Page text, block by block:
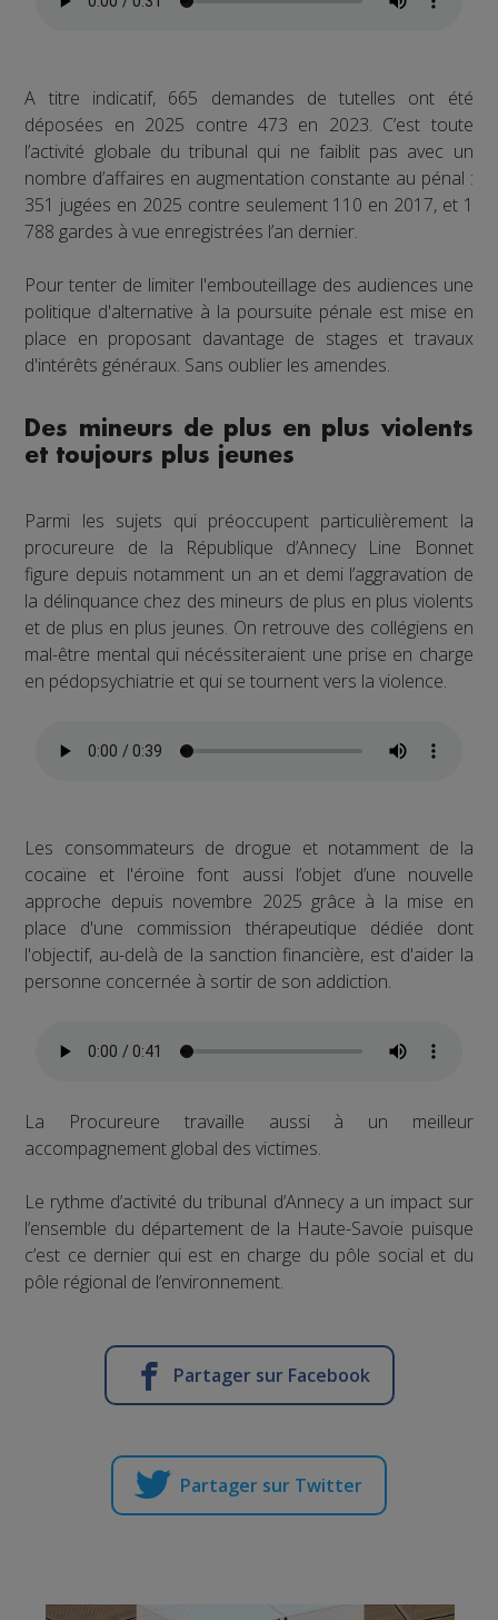
A titre indicatif, 665 demandes de tutelles ont été
déposées en 2025 contre 473 en 2023. C’est toute
l’activité globale du tribunal qui ne faiblit pas avec un
nombre d’affaires en augmentation constante au pénal :
351 jugées en 2025 contre seulement 110 en 2017, et 1
788 gardes à vue enregistrées l’an dernier.
Pour tenter de limiter l'embouteillage des audiences une
politique d'alternative à la poursuite pénale est mise en
place en proposant davantage de stages et travaux
d'intérêts généraux. Sans oublier les amendes.
Des mineurs de plus en plus violents
et toujours plus jeunes
Parmi les sujets qui préoccupent particulièrement la
procureure de la République d’Annecy Line Bonnet
figure depuis notamment un an et demi l’aggravation de
la délinquance chez des mineurs de plus en plus violents
et de plus en plus jeunes. On retrouve des collégiens en
mal-être mental qui nécéssiteraient une prise en charge
en pédopsychiatrie et qui se tournent vers la violence.
Les consommateurs de drogue et notamment de la
cocaïne et l'éroïne font aussi l’objet d’une nouvelle
approche depuis novembre 2025 grâce à la mise en
place d'une commission thérapeutique dédiée dont
l'objectif, au-delà de la sanction financière, est d'aider la
personne concernée à sortir de son addiction.
La Procureure travaille aussi à un meilleur
accompagnement global des victimes.
Le rythme d’activité du tribunal d’Annecy a un impact sur
l’ensemble du département de la Haute-Savoie puisque
c’est ce dernier qui est en charge du pôle social et du
pôle régional de l’environnement.
Partager sur Facebook
Partager sur Twitter